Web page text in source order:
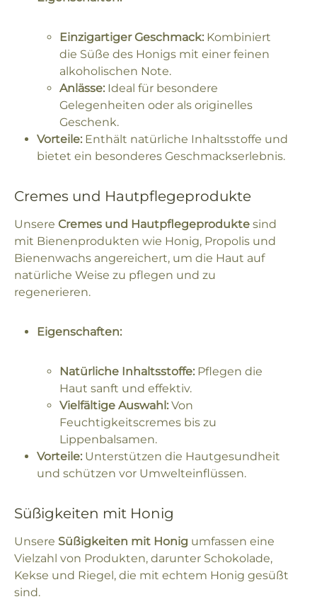
Einzigartiger Geschmack: Kombiniert
die Süße des Honigs mit einer feinen
alkoholischen Note.
Anlässe: Ideal für besondere
Gelegenheiten oder als originelles
Geschenk.
Vorteile: Enthält natürliche Inhaltsstoffe und
bietet ein besonderes Geschmackserlebnis.
Cremes und Hautpflegeprodukte
Unsere Cremes und Hautpflegeprodukte sind
mit Bienenprodukten wie Honig, Propolis und
Bienenwachs angereichert, um die Haut auf
natürliche Weise zu pflegen und zu
regenerieren.
Eigenschaften:
Natürliche Inhaltsstoffe: Pflegen die
Haut sanft und effektiv.
Vielfältige Auswahl: Von
Feuchtigkeitscremes bis zu
Lippenbalsamen.
Vorteile: Unterstützen die Hautgesundheit
und schützen vor Umwelteinflüssen.
Süßigkeiten mit Honig
Unsere Süßigkeiten mit Honig umfassen eine
Vielzahl von Produkten, darunter Schokolade,
Kekse und Riegel, die mit echtem Honig gesüßt
sind.